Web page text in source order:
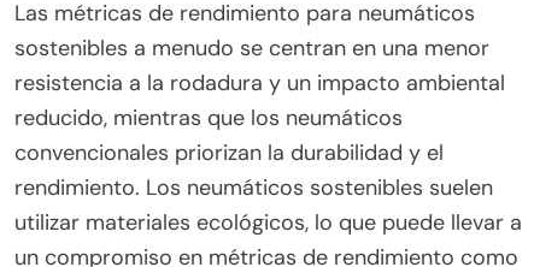
Una correcta inflación y revisiones regulares
extienden aún más la vida del neumático,
asegurando un rendimiento óptimo.
¿Cómo difieren las métricas de rendimiento
entre neumáticos sostenibles y
convencionales?
Las métricas de rendimiento para neumáticos